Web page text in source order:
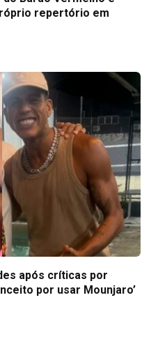
repertório em
após críticas por
por usar Mounjaro’